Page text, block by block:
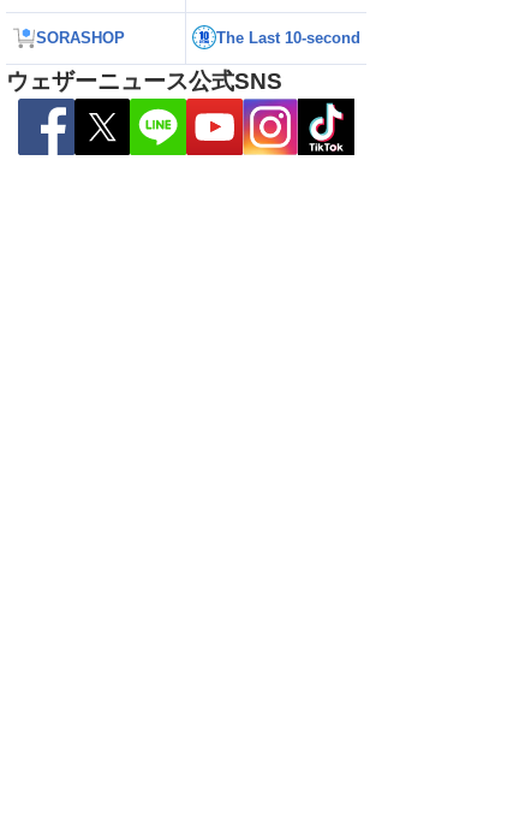
型で強い台風13号
暴風や大雨警戒
【台風13号 2026】台風13号による熊本
県への影響は？（7日9時更新）
SORASHOP The Last 10-second
ウェザーニュース公式SNS